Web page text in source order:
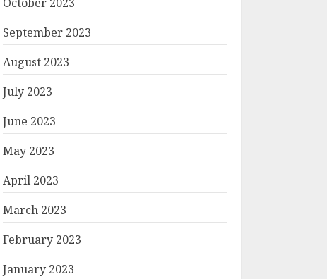
September 2023
August 2023
July 2023
June 2023
May 2023
April 2023
March 2023
February 2023
January 2023